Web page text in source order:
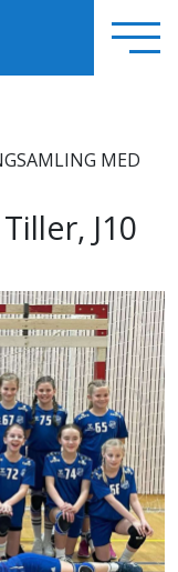
MED
J10